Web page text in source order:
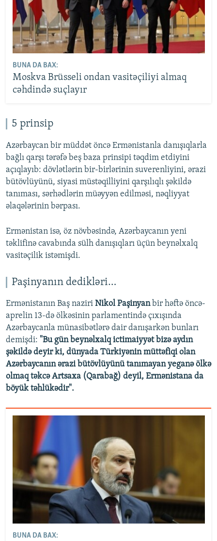
BUNA DA BAX:
Moskva Brüsseli ondan vasitəçiliyi almaq
cəhdində suçlayır
5 prinsip
Azərbaycan bir müddət öncə Ermənistanla danışıqlarla
bağlı qarşı tərəfə beş baza prinsipi təqdim etdiyini
açıqlayıb: dövlətlərin bir-birlərinin suverenliyini, ərazi
bütövlüyünü, siyasi müstəqilliyini qarşılıqlı şəkildə
tanıması, sərhədlərin müəyyən edilməsi, nəqliyyat
əlaqələrinin bərpası.
Ermənistan isə, öz növbəsində, Azərbaycanın yeni
təklifinə cavabında sülh danışıqları üçün beynəlxalq
vasitəçilik istəmişdi.
Paşinyanın dedikləri…
Ermənistanın Baş naziri Nikol Paşinyanbir həftə öncə-
aprelin 13-də ölkəsinin parlamentində çıxışında
Azərbaycanla münasibətlərə dair danışarkən bunları
demişdi: "Bu gün beynəlxalq ictimaiyyət bizə aydın
şəkildə deyir ki, dünyada Türkiyənin müttəfiqi olan
Azərbaycanın ərazi bütövlüyünü tanımayan yeganə ölkə
olmaq təkcə Artsaxa (Qarabağ) deyil, Ermənistana da
böyük təhlükədir".
BUNA DA BAX: